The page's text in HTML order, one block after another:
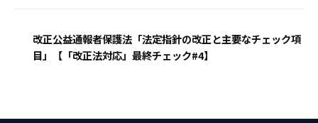
改正公益通報者保護法「法定指針の改正と主要なチェック項
目」【「改正法対応」最終チェック#4】